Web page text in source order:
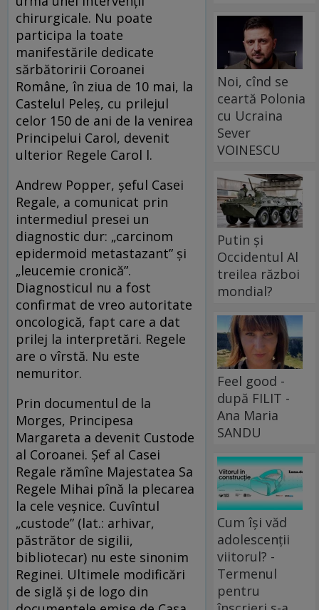
chirurgicale. Nu poate
participa la toate
manifestările dedicate
sărbătoririi Coroanei
Române, în ziua de 10 mai, la
Castelul Peleş, cu prilejul
celor 150 de ani de la venirea
Principelui Carol, devenit
ulterior Regele Carol l.
Andrew Popper, şeful Casei
Regale, a comunicat prin
intermediul presei un
diagnostic dur: „carcinom
epidermoid metastazant” şi
„leucemie cronică”.
Diagnosticul nu a fost
confirmat de vreo autoritate
oncologică, fapt care a dat
prilej la interpretări. Regele
are o vîrstă. Nu este
nemuritor.
Prin documentul de la
Morges, Principesa
Margareta a devenit Custode
al Coroanei. Şef al Casei
Regale rămîne Majestatea Sa
Regele Mihai pînă la plecarea
la cele veşnice. Cuvîntul
„custode” (lat.: arhivar,
păstrător de sigilii,
bibliotecar) nu este sinonim
Reginei. Ultimele modificări
de siglă şi de logo din
Noi, cînd se
ceartă Polonia
cu Ucraina
Sever
VOINESCU
Putin și
Occidentul Al
treilea război
mondial?
Feel good -
după FILIT -
Ana Maria
SANDU
Cum își văd
adolescenții
viitorul? -
Termenul
pentru